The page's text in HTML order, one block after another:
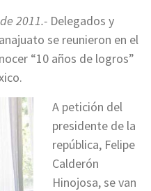
2011.- Delegados y
se reunieron en el
“10 años de logros”
A petición del
presidente de la
república, Felipe
Calderón
Hinojosa, se van